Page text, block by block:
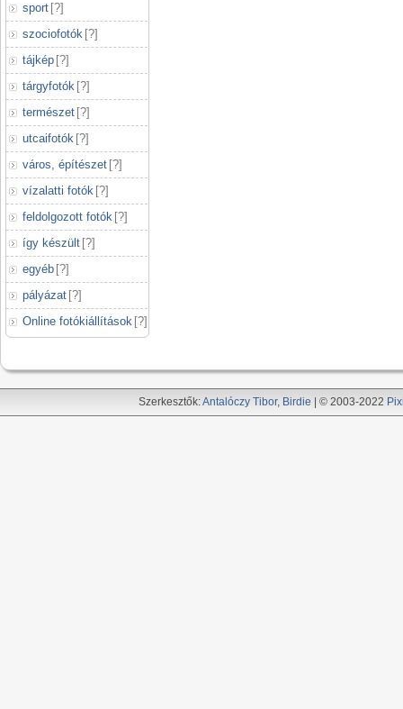
sport [?]
szociofotók [?]
tájkép [?]
tárgyfotók [?]
természet [?]
utcaifotók [?]
város, építészet [?]
vízalatti fotók [?]
feldolgozott fotók [?]
így készült [?]
egyéb [?]
pályázat [?]
Online fotókiállítások [?]
Szerkesztők:Antalóczy Tibor, Birdie | © 2003-2022